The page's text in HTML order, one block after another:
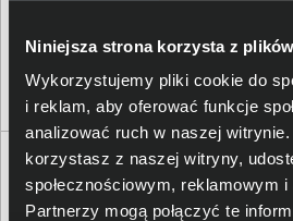
Niniejsza strona korzysta z
Wykorzystujemy pliki cookie do
i reklam, aby oferować funkcje
analizować ruch w naszej
korzystasz z naszej witryny,
społecznościowym, reklamowym
Partnerzy mogą połączyć te
Specyfikacja techniczna Dell
BTO507_PC14255_EMEA